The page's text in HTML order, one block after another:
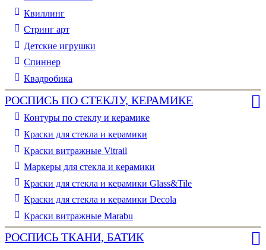
Квиллинг
Стринг арт
Детские игрушки
Спиннер
Квадробика
РОСПИСЬ ПО СТЕКЛУ, КЕРАМИКЕ
Контуры по стеклу и керамике
Краски для стекла и керамики
Краски витражные Vitrail
Маркеры для стекла и керамики
Краски для стекла и керамики Glass&Tile
Краски для стекла и керамики Decola
Краски витражные Marabu
РОСПИСЬ ТКАНИ, БАТИК